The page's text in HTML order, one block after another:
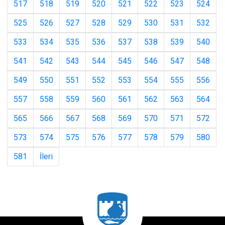
517 518 519 520 521 522 523
524
525
526 527 528 529 530 531
532
533
534 535 536 537 538 539
540
541
542 543 544 545 546 547
548
549
550 551 552 553 554 555
556
557
558 559 560 561 562 563
564
565
566 567 568 569 570 571
572
573
574 575 576 577 578 579
580
581
İleri